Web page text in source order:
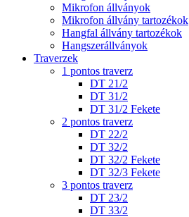
Mikrofon állványok
Mikrofon állvány tartozékok
Hangfal állvány tartozékok
Hangszerállványok
Traverzek
1 pontos traverz
DT 21/2
DT 31/2
DT 31/2 Fekete
2 pontos traverz
DT 22/2
DT 32/2
DT 32/2 Fekete
DT 32/3 Fekete
3 pontos traverz
DT 23/2
DT 33/2